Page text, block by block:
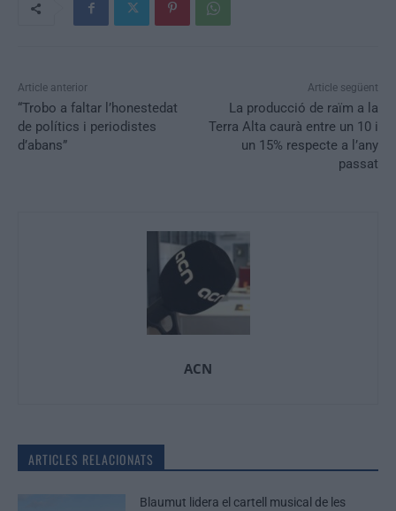
Article anterior
“Trobo a faltar l’honestedat
de polítics i periodistes
d’abans”
Article següent
La producció de raïm a la
Terra Alta caurà entre un 10 i
un 15% respecte a l’any
passat
ACN
ARTICLES RELACIONATS
Blaumut lidera el cartell musical de les